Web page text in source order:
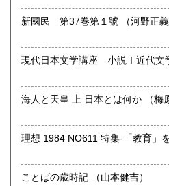
沖縄県 600円
最寄駅：花巻駅・新花巻駅
営業時間：10:00〜17:30
書籍の買取について
関らずお問合せください。
取り扱い分野
歴史、社会科学
新國民 第37巻第１號 （河野正
海人と天皇 上 日
ことばの歳時記 （山本健吉）